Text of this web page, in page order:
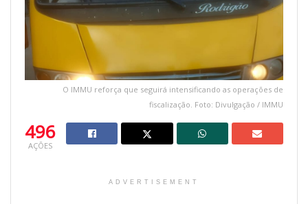
O IMMU reforça que seguirá intensificando as operações de
fiscalização. Foto: Divulgação / IMMU
496
AÇÕES
ADVERTISEMENT